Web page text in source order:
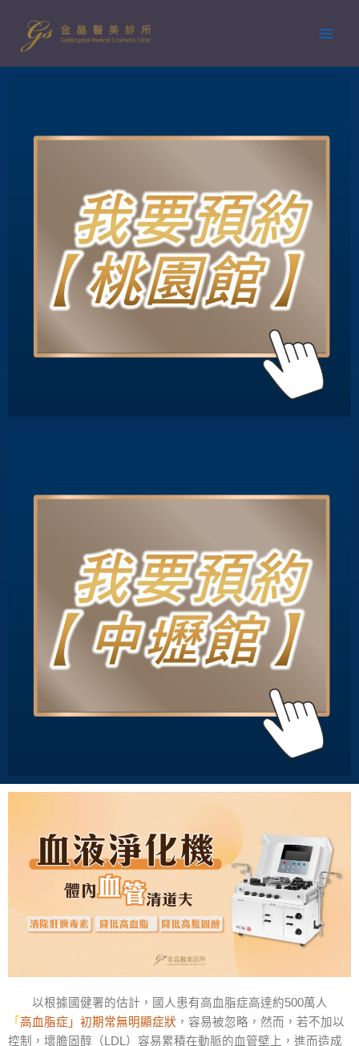
要
以根據國健署的估計，國人患有高血脂症高達約500萬人
「 高血脂症」初期常無明顯症狀 ，容易被忽略，然而，若不加以
控制，壞膽固醇（ LDL）容易累積在動脈的血管壁上，進而造成